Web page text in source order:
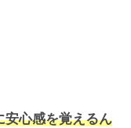
安心感を覚えるん